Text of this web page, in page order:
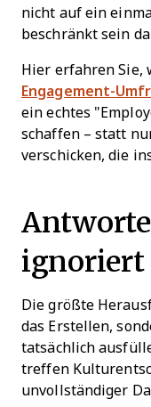
nicht auf ein
beschränkt sein
Hier erfahren Sie,
Engagement-
ein echtes
schaffen – statt
verschicken, die
ignoriert
Die größte
das Erstellen,
tatsächlich
treffen
unvollständiger